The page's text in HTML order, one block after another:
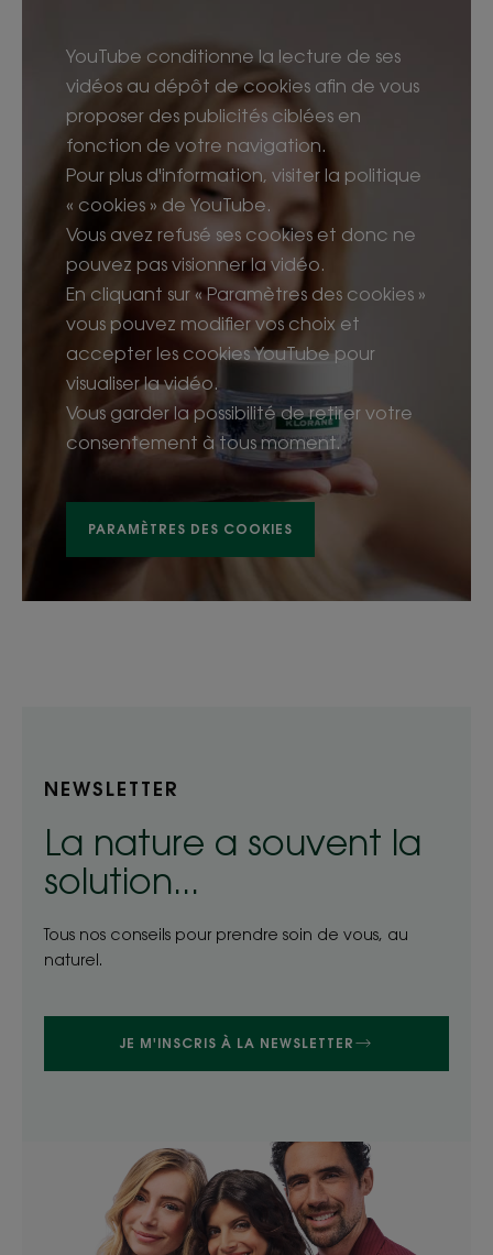
YouTube conditionne la lecture de ses
vidéos au dépôt de cookies afin de vous
proposer des publicités ciblées en
fonction de votre navigation.
Pour plus d'information, visiter la politique
« cookies » de YouTube.
Vous avez refusé ses cookies et donc ne
pouvez pas visionner la vidéo.
En cliquant sur « Paramètres des cookies »
vous pouvez modifier vos choix et
accepter les cookies YouTube pour
visualiser la vidéo.
Vous garder la possibilité de retirer votre
consentement à tous moment.
PARAMÈTRES DES COOKIES
NEWSLETTER
La nature a souvent la
solution...
Tous nos conseils pour prendre soin de vous, au
naturel.
JE M'INSCRIS À LA NEWSLETTER